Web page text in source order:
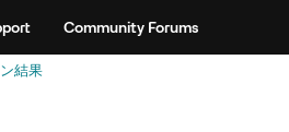
Community Forums
結果